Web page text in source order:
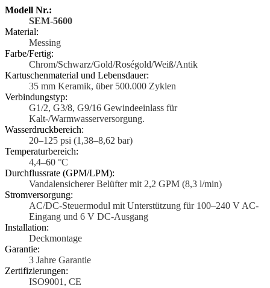
Modell Nr.:
SEM-5600
Material:
Messing
Farbe/Fertig:
Chrom/Schwarz/Gold/Roségold/Weiß/Antik
Kartuschenmaterial und Lebensdauer:
35 mm Keramik, über 500.000 Zyklen
Verbindungstyp:
G1/2, G3/8, G9/16 Gewindeeinlass für
Kalt-/Warmwasserversorgung.
Wasserdruckbereich:
20–125 psi (1,38–8,62 bar)
Temperaturbereich:
4,4–60 °C
Durchflussrate (GPM/LPM):
Vandalensicherer Belüfter mit 2,2 GPM (8,3 l/min)
Stromversorgung:
AC/DC-Steuermodul mit Unterstützung für 100–240 V AC-
Eingang und 6 V DC-Ausgang
Installation:
Deckmontage
Garantie:
3 Jahre Garantie
Zertifizierungen:
ISO9001, CE